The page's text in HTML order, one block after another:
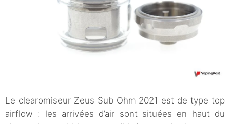
Le clearomiseur Zeus Sub Ohm 2021 est de type top
airflow : les arrivées d’air sont situées en haut du